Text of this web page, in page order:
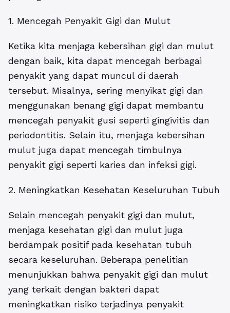
1. Mencegah Penyakit Gigi dan Mulut
Ketika kita menjaga kebersihan gigi dan mulut
dengan baik, kita dapat mencegah berbagai
penyakit yang dapat muncul di daerah
tersebut. Misalnya, sering menyikat gigi dan
menggunakan benang gigi dapat membantu
mencegah penyakit gusi seperti gingivitis dan
periodontitis. Selain itu, menjaga kebersihan
mulut juga dapat mencegah timbulnya
penyakit gigi seperti karies dan infeksi gigi.
2. Meningkatkan Kesehatan Keseluruhan Tubuh
Selain mencegah penyakit gigi dan mulut,
menjaga kesehatan gigi dan mulut juga
berdampak positif pada kesehatan tubuh
secara keseluruhan. Beberapa penelitian
menunjukkan bahwa penyakit gigi dan mulut
yang terkait dengan bakteri dapat
meningkatkan risiko terjadinya penyakit